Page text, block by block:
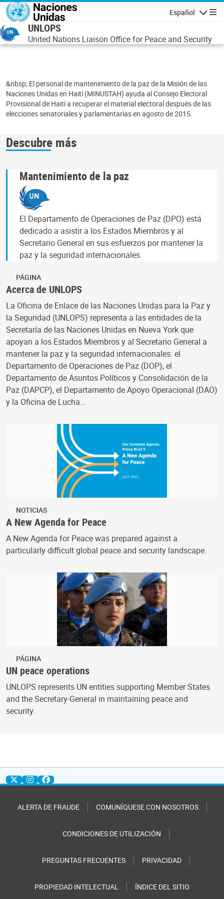
Pasar al contenido principal
Español
UNLOPS
United Nations Liaison Office for Peace and Security
&nbsp; El personal de mantenimiento de la paz de la Misión de las
Naciones Unidas en Haití (MINUSTAH) ayuda al Consejo Electoral
Provisional de Haití a recuperar el material electoral después de las
elecciones senatoriales y parlamentarias en agosto de 2015.
Descubre más
Mantenimiento de la paz
El Departamento de Operaciones de Paz (DPO) está
dedicado a asistir a los Estados Miembros y al
Secretario General en sus esfuerzos por mantener la
paz y la seguridad internacionales.
PÁGINA
Acerca de UNLOPS
La Oficina de Enlace de las Naciones Unidas para la Paz y
la Seguridad (UNLOPS) representa a las entidades de la
Secretaría de las Naciones Unidas en Nueva York que
apoyan a los Estados Miembros y al Secretario General a
mantener la paz y la seguridad internacionales: el
Departamento de Operaciones de Paz (DOP), el
Departamento de Asuntos Políticos y Consolidación de la
Paz (DAPCP), el Departamento de Apoyo Operacional (DAO)
y la Oficina de Lucha…
NOTICIAS
A New Agenda for Peace
A New Agenda for Peace was prepared against a
particularly difficult global peace and security landscape.
PÁGINA
UN peace operations
UNLOPS represents UN entities supporting Member States
and the Secretary-General in maintaining peace and
security.
ALERTA DE FRAUDE COMUNÍQUESE CON NOSOTROS
CONDICIONES DE UTILIZACIÓN
PREGUNTAS FRECUENTES PRIVACIDAD
PROPIEDAD INTELECTUAL ÍNDICE DEL SITIO